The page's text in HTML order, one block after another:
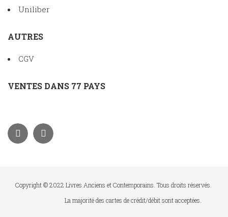
Uniliber
AUTRES
CGV
VENTES DANS 77 PAYS
Copyright © 2022 Livres Anciens et Contemporains. Tous droits réservés.
La majorité des cartes de crédit/débit sont acceptées.